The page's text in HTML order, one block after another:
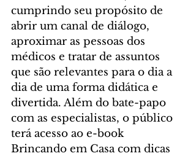
cumprindo seu propósito de
abrir um canal de diálogo,
aproximar as pessoas dos
médicos e tratar de assuntos
que são relevantes para o dia a
dia de uma forma didática e
divertida. Além do bate-papo
com as especialistas, o público
terá acesso ao e-book
Brincando em Casa com dicas